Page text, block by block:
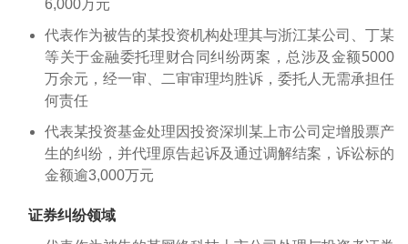
6,000万元
代表作为被告的某投资机构处理其与浙江某公司、丁某
等关于金融委托理财合同纠纷两案，总涉及金额5000
万余元，经一审、二审审理均胜诉，委托人无需承担任
何责任
代表某投资基金处理因投资深圳某上市公司定增股票产
生的纠纷，并代理原告起诉及通过调解结案，诉讼标的
金额逾3,000万元
证券纠纷领域